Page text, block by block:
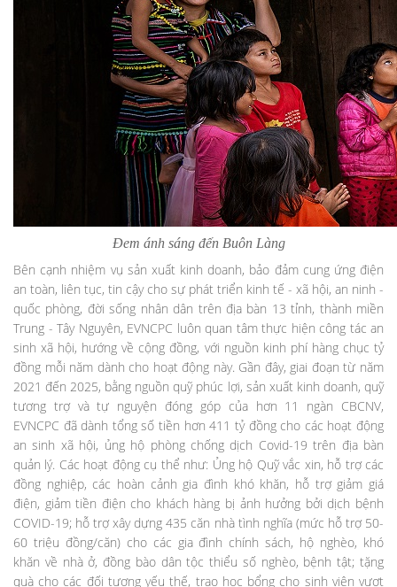
Đem ánh sáng đến Buôn Làng
Bên cạnh nhiệm vụ sản xuất kinh doanh, bảo đảm cung ứng điện
an toàn, liên tục, tin cậy cho sự phát triển kinh tế - xã hội, an ninh -
quốc phòng, đời sống nhân dân trên địa bàn 13 tỉnh, thành miền
Trung - Tây Nguyên, EVNCPC luôn quan tâm thực hiện công tác an
sinh xã hội, hướng về cộng đồng, với nguồn kinh phí hàng chục tỷ
đồng mỗi năm dành cho hoạt động này. Gần đây, giai đoạn từ năm
2021 đến 2025, bằng nguồn quỹ phúc lợi, sản xuất kinh doanh, quỹ
tương trợ và tự nguyện đóng góp của hơn 11 ngàn CBCNV,
EVNCPC đã dành tổng số tiền hơn 411 tỷ đồng cho các hoạt động
an sinh xã hội, ủng hộ phòng chống dịch Covid-19 trên địa bàn
quản lý. Các hoạt động cụ thể như: Ủng hộ Quỹ vắc xin, hỗ trợ các
đồng nghiệp, các hoàn cảnh gia đình khó khăn, hỗ trợ giảm giá
điện, giảm tiền điện cho khách hàng bị ảnh hưởng bởi dịch bệnh
COVID-19; hỗ trợ xây dựng 435 căn nhà tình nghĩa (mức hỗ trợ 50-
60 triệu đồng/căn) cho các gia đình chính sách, hộ nghèo, khó
khăn về nhà ở, đồng bào dân tộc thiểu số nghèo, bệnh tật; tặng
quà cho các đối tượng yếu thế, trao học bổng cho sinh viên vượt